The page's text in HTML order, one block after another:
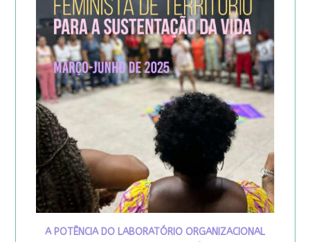
A POTÊNCIA DO LABORATÓRIO ORGANIZACIONAL